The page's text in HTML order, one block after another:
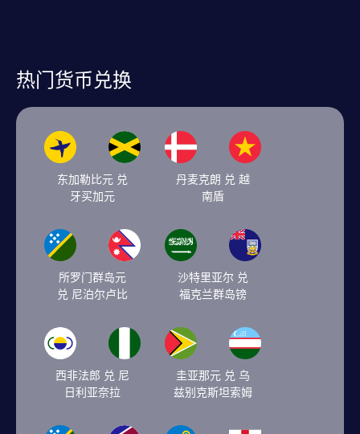
热门货币兑换
东加勒比元 兑
牙买加元
丹麦克朗 兑 越
南盾
所罗门群岛元
兑 尼泊尔卢比
沙特里亚尔 兑
福克兰群岛镑
西非法郎 兑 尼
日利亚奈拉
圭亚那元 兑 乌
兹别克斯坦索姆